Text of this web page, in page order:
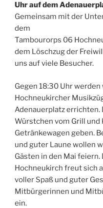
Uhr auf dem
Gemeinsam mit der
dem
Tambourorps 06
dem Löschzug der
uns auf viele Besucher.
Gegen 18:30 Uhr
Hochneukircher
Adenauerplatz errichten.
Würstchen vom Grill und
Getränkewagen geben.
und guter Laune wollen
Gästen in den Mai feiern.
Hochneukirch freut sich
voller Spaß und guter
Mitbürgerinnen und
ein.